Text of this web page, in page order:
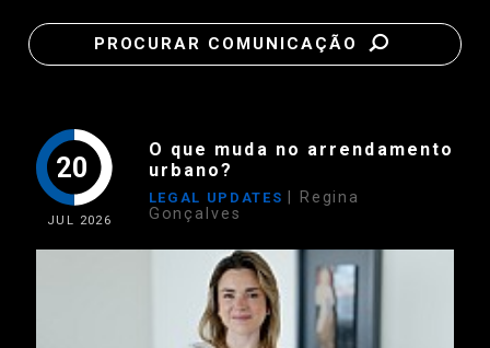
PROCURAR COMUNICAÇÃO
20
JUL 2026
O que muda no arrendamento
urbano?
LEGAL UPDATES
| Regina
Gonçalves